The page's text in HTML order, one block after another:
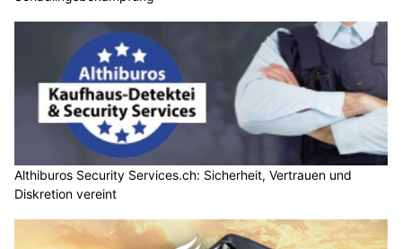
Althiburos Security Services.ch: Sicherheit, Vertrauen und
Diskretion vereint